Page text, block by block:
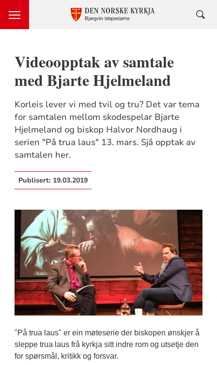
Videoopptak av samtale
med Bjarte Hjelmeland
Korleis lever vi med tvil og tru? Det var tema
for samtalen mellom skodespelar Bjarte
Hjelmeland og biskop Halvor Nordhaug i
serien "På trua laus" 13. mars. Sjå opptak av
samtalen her.
Publisert: 19.03.2019
"På trua laus" er ein møteserie der biskopen ønskjer å
sleppe trua laus frå kyrkja sitt indre rom og utsetje den
for spørsmål, kritikk og forsvar.